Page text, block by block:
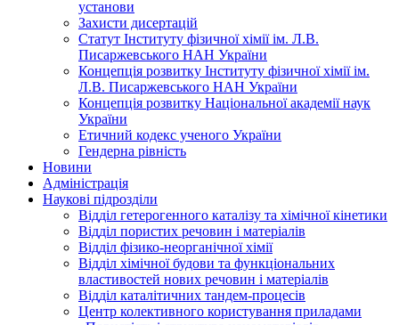
установи
Захисти дисертацій
Статут Інституту фізичної хімії ім. Л.В.
Писаржевського НАН України
Концепція розвитку Інституту фізичної хімії ім.
Л.В. Писаржевського НАН України
Концепція розвитку Національної академії наук
України
Етичний кодекс ученого України
Гендерна рівність
Новини
Адміністрація
Наукові підрозділи
Відділ гетерогенного каталізу та хімічної кінетики
Відділ пористих речовин і матеріалів
Відділ фізико-неорганічної хімії
Відділ хімічної будови та функціональних
властивостей нових речовин і матеріалів
Відділ каталітичних тандем-процесів
Центр колективного користування приладами